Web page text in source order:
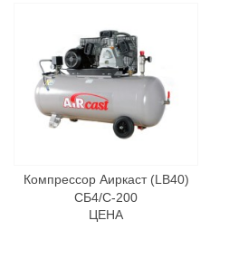
Компрессор Аиркаст (LB40)
СБ4/С-200
ЦЕНА